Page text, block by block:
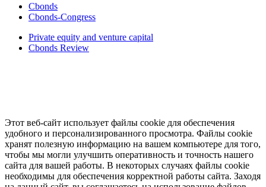
Cbonds
Cbonds-Congress
Private equity and venture capital
Cbonds Review
Этот веб-сайт использует файлы cookie для обеспечения
удобного и персонализированного просмотра. Файлы cookie
хранят полезную информацию на вашем компьютере для того,
чтобы мы могли улучшить оперативность и точность нашего
сайта для вашей работы. В некоторых случаях файлы cookie
необходимы для обеспечения корректной работы сайта. Заходя